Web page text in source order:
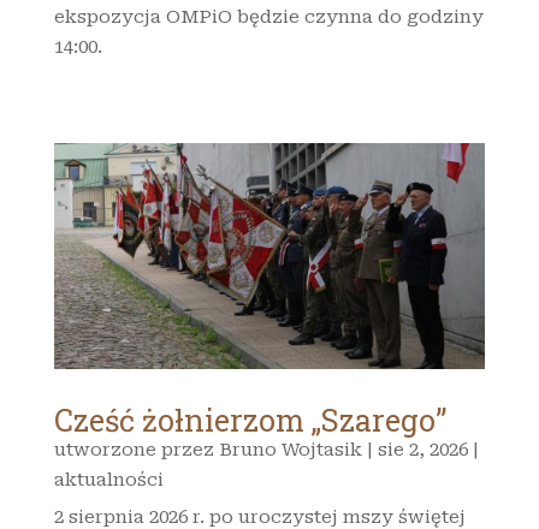
ekspozycja OMPiO będzie czynna do godziny
14:00.
Cześć żołnierzom „Szarego”
utworzone przez Bruno Wojtasik| sie 2, 2026|
aktualności
2 sierpnia 2026 r. po uroczystej mszy świętej